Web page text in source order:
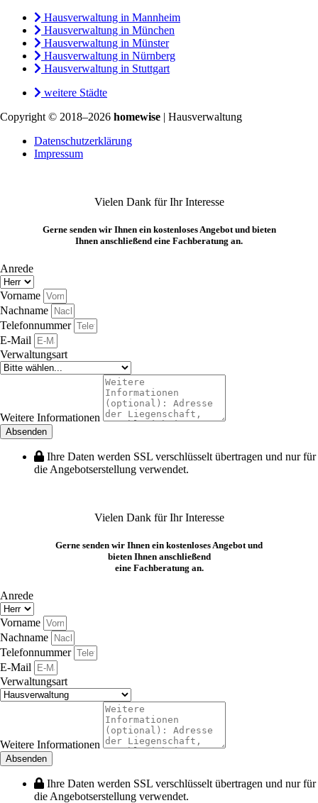
Hausverwaltung in Mannheim
Hausverwaltung in München
Hausverwaltung in Münster
Hausverwaltung in Nürnberg
Hausverwaltung in Stuttgart
weitere Städte
Copyright © 2018–2026 homewise | Hausverwaltung
Datenschutzerklärung
Impressum
Vielen Dank für Ihr Interesse
Gerne senden wir Ihnen ein kostenloses Angebot und bieten
Ihnen anschließend eine Fachberatung an.
Anrede
Vorname
Nachname
Telefonnummer
E-Mail
Verwaltungsart
Weitere Informationen
Absenden
Ihre Daten werden SSL verschlüsselt übertragen und nur für
die Angebotserstellung verwendet.
Vielen Dank für Ihr Interesse
Gerne senden wir Ihnen ein kostenloses Angebot und
bieten Ihnen anschließend
eine Fachberatung an.
Anrede
Vorname
Nachname
Telefonnummer
E-Mail
Verwaltungsart
Weitere Informationen
Absenden
Ihre Daten werden SSL verschlüsselt übertragen und nur für
die Angebotserstellung verwendet.